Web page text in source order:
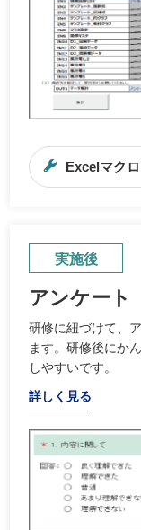
Excelマク
実施後
アンケート
研修に紐づけて、
ます。研修後にか
しやすいです。
詳しく見る